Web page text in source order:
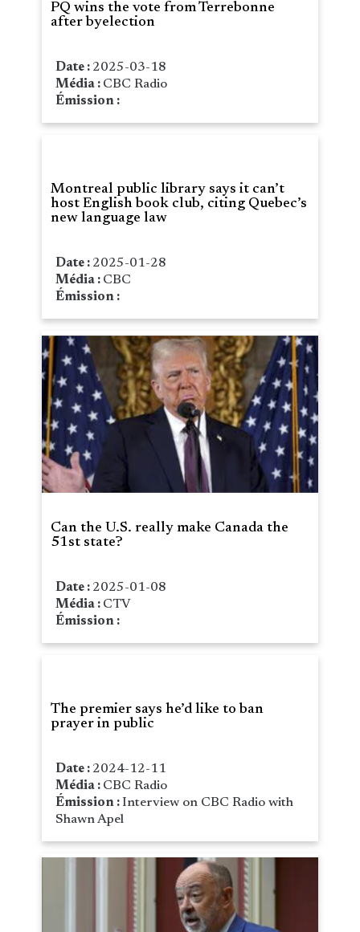
PQ wins the vote from Terrebonne
after byelection
Date : 2025-03-18
Média : CBC Radio
Émission :
Montreal public library says it can’t
host English book club, citing Quebec’s
new language law
Date : 2025-01-28
Média : CBC
Émission :
Can the U.S. really make Canada the
51st state?
Date : 2025-01-08
Média : CTV
Émission :
The premier says he’d like to ban
prayer in public
Date : 2024-12-11
Média : CBC Radio
Émission :Interview on CBC Radio with
Shawn Apel